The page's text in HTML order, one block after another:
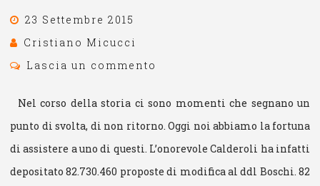
23 Settembre 2015
Cristiano Micucci
Lascia un commento
Nel corso della storia ci sono momenti che segnano un
punto di svolta, di non ritorno. Oggi noi abbiamo la fortuna
di assistere a uno di questi. L’onorevole Calderoli ha infatti
depositato 82.730.460 proposte di modifica al ddl Boschi. 82